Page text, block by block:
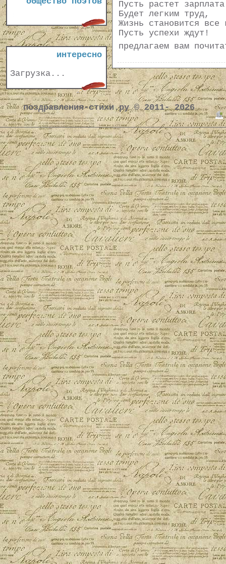
интересно
Загрузка...
Пусть растет
Будет легким труд,
Жизнь становится все
Пусть успехи ждут!
предлагаем вам
поздравления-стихи.ру © 2011- 2026